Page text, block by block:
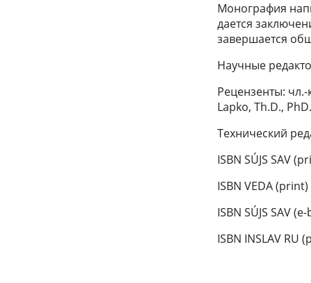
Монография
дается
завершается
Научные
Рецензенты:
Lapko, Th.D.,
Технический
ISBN SÚJS SAV
ISBN VEDA
ISBN SÚJS SAV
ISBN INSLAV RU